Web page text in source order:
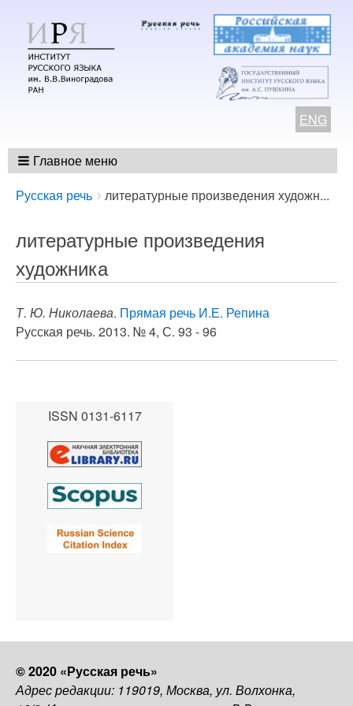
ENG
Главное меню
Breadcrumbs
You
here:
Русская речь литературные произведения художн...
литературные произведения
художника
Т. Ю. Николаева. Прямая речь И.Е. Репина
Русская речь. 2013. № 4, С. 93 - 96
ISSN 0131-6117
© 2020 «Русская речь»
Адрес редакции: 119019, Москва, ул. Волхонка,